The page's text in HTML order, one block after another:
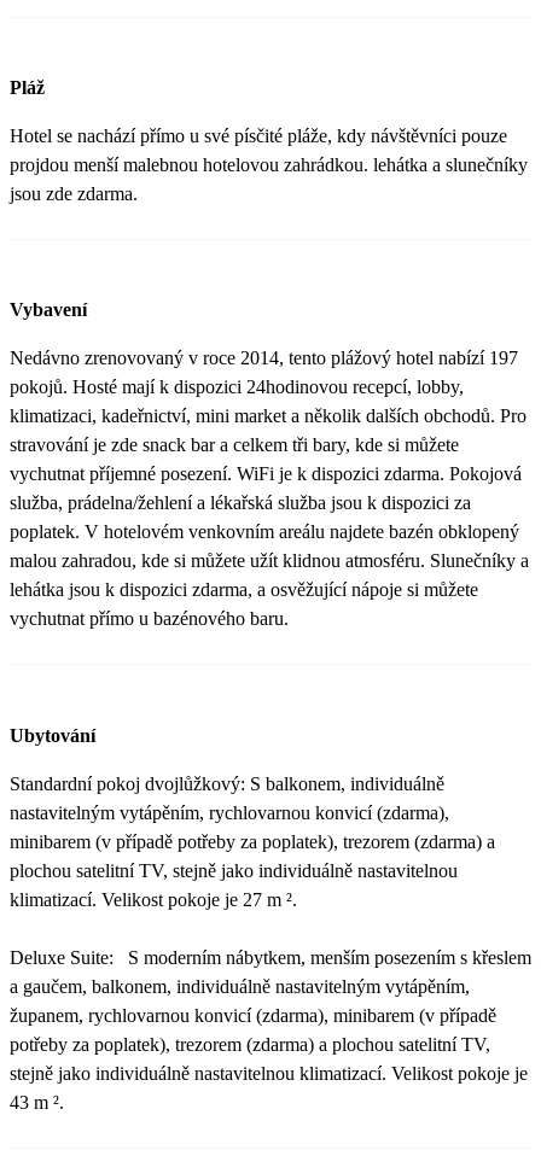
Pláž
Hotel se nachází přímo u své písčité pláže, kdy návštěvníci pouze
projdou menší malebnou hotelovou zahrádkou. lehátka a slunečníky
jsou zde zdarma.
Vybavení
Nedávno zrenovovaný v roce 2014, tento plážový hotel nabízí 197
pokojů. Hosté mají k dispozici 24hodinovou recepcí, lobby,
klimatizaci, kadeřnictví, mini market a několik dalších obchodů. Pro
stravování je zde snack bar a celkem tři bary, kde si můžete
vychutnat příjemné posezení. WiFi je k dispozici zdarma. Pokojová
služba, prádelna/žehlení a lékařská služba jsou k dispozici za
poplatek. V hotelovém venkovním areálu najdete bazén obklopený
malou zahradou, kde si můžete užít klidnou atmosféru. Slunečníky a
lehátka jsou k dispozici zdarma, a osvěžující nápoje si můžete
vychutnat přímo u bazénového baru.
Ubytování
Standardní pokoj dvojlůžkový: S balkonem, individuálně
nastavitelným vytápěním, rychlovarnou konvicí (zdarma),
minibarem (v případě potřeby za poplatek), trezorem (zdarma) a
plochou satelitní TV, stejně jako individuálně nastavitelnou
klimatizací. Velikost pokoje je 27 m ².
Deluxe Suite: S moderním nábytkem, menším posezením s křeslem
a gaučem, balkonem, individuálně nastavitelným vytápěním,
županem, rychlovarnou konvicí (zdarma), minibarem (v případě
potřeby za poplatek), trezorem (zdarma) a plochou satelitní TV,
stejně jako individuálně nastavitelnou klimatizací. Velikost pokoje je
43 m ².